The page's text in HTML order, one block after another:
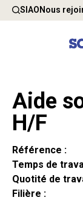
SIAONous
Aide
H/F
Référence :
Temps de
Quotité de
Filière :